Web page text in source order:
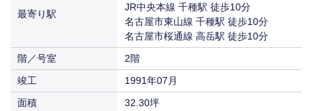
最寄り駅
JR中央本線 千種駅 徒歩10分
名古屋市東山線 千種駅 徒歩10分
名古屋市桜通線 高岳駅 徒歩10分
階／号室
2階
竣工
1991年07月
面積
32.30坪